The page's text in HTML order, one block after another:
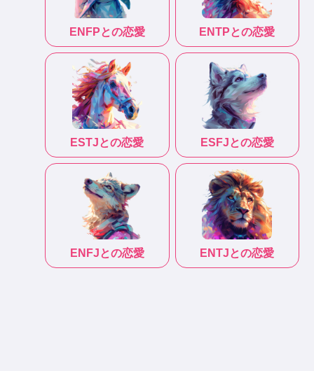
ENFPとの恋愛 ENTPとの恋愛
ESTJとの恋愛 ESFJとの恋愛
ENFJとの恋愛 ENTJとの恋愛